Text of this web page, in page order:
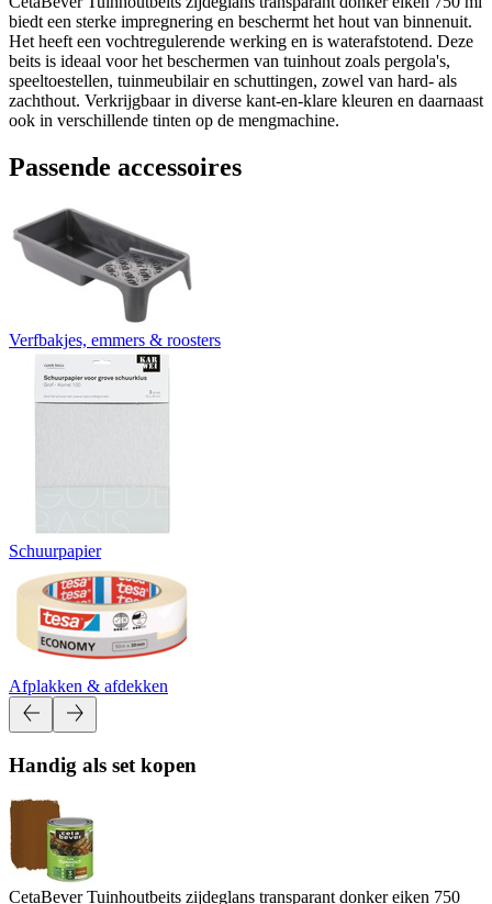
biedt een sterke impregnering en beschermt het hout van binnenuit.
Het heeft een vochtregulerende werking en is waterafstotend. Deze
beits is ideaal voor het beschermen van tuinhout zoals pergola's,
speeltoestellen, tuinmeubilair en schuttingen, zowel van hard- als
zachthout. Verkrijgbaar in diverse kant-en-klare kleuren en daarnaast
ook in verschillende tinten op de mengmachine.
Passende accessoires
Verfbakjes, emmers & roosters
Schuurpapier
Afplakken & afdekken
Handig als set kopen
CetaBever Tuinhoutbeits zijdeglans transparant donker eiken 750